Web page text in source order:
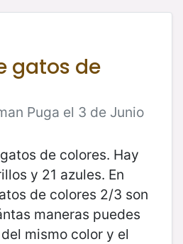
gatos de
Puga el 3 de Junio
de colores. Hay
y 21 azules. En
de colores 2/3 son
maneras puedes
mismo color y el